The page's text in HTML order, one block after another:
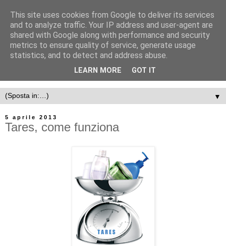
▼
5 aprile 2013
Tares, come funziona
This site uses cookies from Google to deliver its services
and to analyze traffic. Your IP address and user-agent are
shared with Google along with performance and security
metrics to ensure quality of service, generate usage
statistics, and to detect and address abuse.
LEARN MORE GOT IT